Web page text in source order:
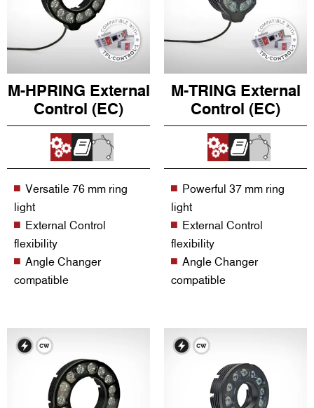
M-HPRING External
Control (EC)
Versatile 76 mm ring
light
External Control
flexibility
Angle Changer
compatible
M-TRING External
Control (EC)
Powerful 37 mm ring
light
External Control
flexibility
Angle Changer
compatible